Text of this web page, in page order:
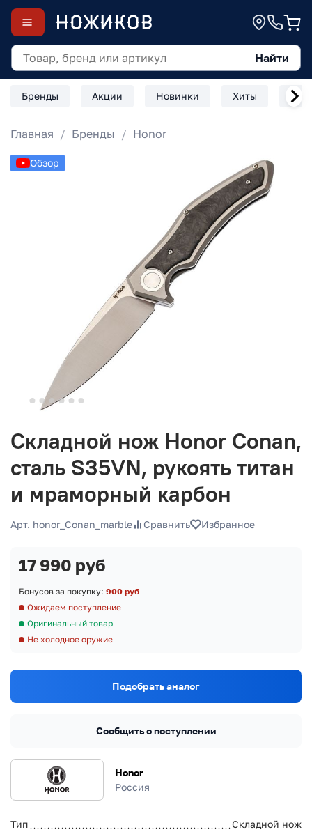
Найти
Бренды Акции Новинки Хиты
Главная Бренды Honor
Обзор
Складной нож Honor Conan,
сталь S35VN, рукоять титан
и мраморный карбон
Арт. honor_Conan_marble Сравнить Избранное
Honor
Россия
Тип
Складной нож
17 990 руб
Бонусов за покупку: 900 руб
Ожидаем поступление
Оригинальный товар
Не холодное оружие
Подобрать аналог
Сообщить о поступлении